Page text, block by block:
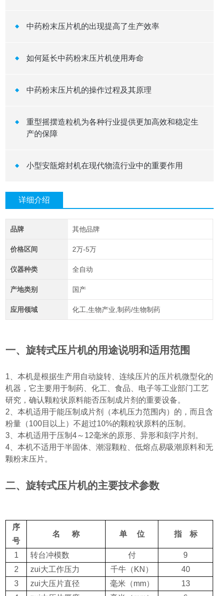
中药粉末压片机的出现提高了生产效率
如何延长中药粉末压片机使用寿命
中药粉末压片机的操作过程及其原理
重型摇摆造粒机为各种行业提供更加高效和稳定生
产的保障
小型安瓿熔封机在现代物流行业中的重要作用
详细介绍
品牌 其他品牌
价格区间 2万-5万
仪器种类 全自动
产地类别 国产
应用领域 化工,生物产业,制药/生物制药
一、旋转式压片机的用途说明和适用范围
1 、本机是根据生产用自动旋转、连续压片的压片机微型化的
机器，它主要用于制药、化工、食品、电子等工业部门工艺
研究，确认颗粒状原料能否压制成片剂的重要设备。
2 、本机适用于能压制成片剂 （本机压力范围内） 的，而且含
粉量 （100目以上 ）不超过10%的颗粒状原料的压制。
3 、本机适用于压制4～ 12毫米的原形、异形和刻字片剂。
4 、本机不适用于半固体、潮湿颗粒、低熔点易吸潮原料和无
颗粉末压片。
二、旋转式压片机的主要技术参数
序
号
名 称 单 位 指 标
1 转台冲模数 付
9
2
zui大工作压力 千牛 （KN）
40
3
zui大压片直径 毫米 （mm）
13